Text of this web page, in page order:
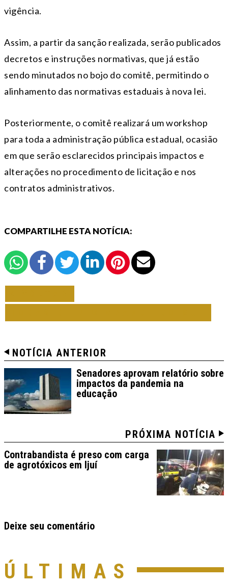
vigência.
Assim, a partir da sanção realizada, serão publicados
decretos e instruções normativas, que já estão
sendo minutados no bojo do comitê, permitindo o
alinhamento das normativas estaduais à nova lei.
Posteriormente, o comitê realizará um workshop
para toda a administração pública estadual, ocasião
em que serão esclarecidos principais impactos e
alterações no procedimento de licitação e nos
contratos administrativos.
COMPARTILHE ESTA NOTÍCIA:
NOTÍCIA ANTERIOR
Senadores aprovam relatório sobre
impactos da pandemia na
educação
PRÓXIMA NOTÍCIA
Contrabandista é preso com carga
de agrotóxicos em Ijuí
Deixe seu comentário
ÚLTIMAS